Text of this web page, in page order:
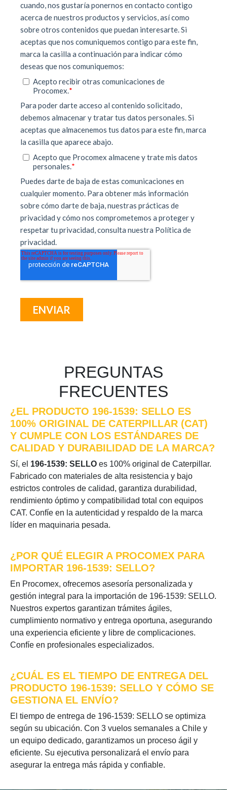
PREGUNTAS
FRECUENTES
¿EL PRODUCTO 196-1539: SELLO ES
100% ORIGINAL DE CATERPILLAR (CAT)
Y CUMPLE CON LOS ESTÁNDARES DE
CALIDAD Y DURABILIDAD DE LA MARCA?
Sí, el 196-1539: SELLO es 100% original de Caterpillar.
Fabricado con materiales de alta resistencia y bajo
estrictos controles de calidad, garantiza durabilidad,
rendimiento óptimo y compatibilidad total con equipos
CAT. Confíe en la autenticidad y respaldo de la marca
líder en maquinaria pesada.
¿POR QUÉ ELEGIR A PROCOMEX PARA
IMPORTAR 196-1539: SELLO?
En Procomex, ofrecemos asesoría personalizada y
gestión integral para la importación de 196-1539: SELLO.
Nuestros expertos garantizan trámites ágiles,
cumplimiento normativo y entrega oportuna, asegurando
una experiencia eficiente y libre de complicaciones.
Confíe en profesionales especializados.
¿CUÁL ES EL TIEMPO DE ENTREGA DEL
PRODUCTO 196-1539: SELLO Y CÓMO SE
GESTIONA EL ENVÍO?
El tiempo de entrega de 196-1539: SELLO se optimiza
según su ubicación. Con 3 vuelos semanales a Chile y
un equipo dedicado, garantizamos un proceso ágil y
eficiente. Su ejecutiva personalizará el envío para
asegurar la entrega más rápida y confiable.